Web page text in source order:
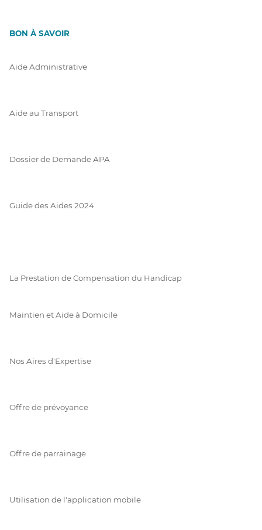
BON À SAVOIR
Aide Administrative
Aide au Transport
Dossier de Demande APA
Guide des Aides 2024
La Prestation de Compensation du Handicap
Maintien et Aide à Domicile
Nos Aires d'Expertise
Offre de prévoyance
Offre de parrainage
Utilisation de l'application mobile